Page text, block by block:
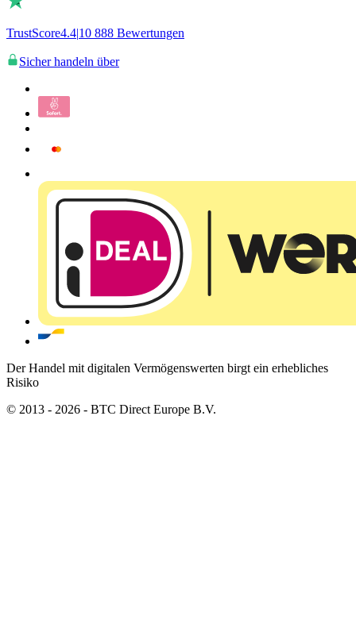
TrustScore4.4|10 888 Bewertungen
Sicher handeln über
Der Handel mit digitalen Vermögenswerten birgt ein erhebliches
Risiko
© 2013 - 2026 - BTC Direct Europe B.V.